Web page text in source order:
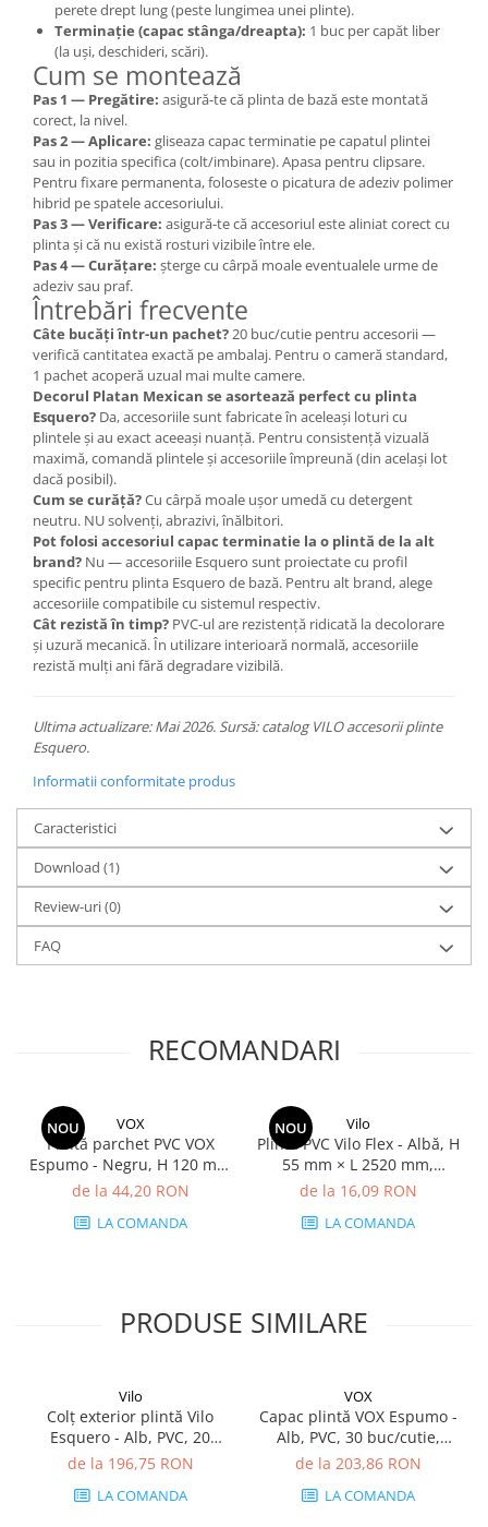
perete drept lung (peste lungimea unei plinte).
Terminație (capac stânga/dreapta): 1 buc per capăt liber
(la uși, deschideri, scări).
Cum se montează
Pas 1 — Pregătire: asigură-te că plinta de bază este montată
corect, la nivel.
Pas 2 — Aplicare: gliseaza capac terminatie pe capatul plintei
sau in pozitia specifica (colt/imbinare). Apasa pentru clipsare.
Pentru fixare permanenta, foloseste o picatura de adeziv polimer
hibrid pe spatele accesoriului.
Pas 3 — Verificare: asigură-te că accesoriul este aliniat corect cu
plinta și că nu există rosturi vizibile între ele.
Pas 4 — Curățare: șterge cu cârpă moale eventualele urme de
adeziv sau praf.
Întrebări frecvente
Câte bucăți într-un pachet?20 buc/cutie pentru accesorii —
verifică cantitatea exactă pe ambalaj. Pentru o cameră standard,
1 pachet acoperă uzual mai multe camere.
Decorul Platan Mexican se asortează perfect cu plinta
Esquero? Da, accesoriile sunt fabricate în aceleași loturi cu
plintele și au exact aceeași nuanță. Pentru consistență vizuală
maximă, comandă plintele și accesoriile împreună (din același lot
dacă posibil).
Cum se curăță?Cu cârpă moale ușor umedă cu detergent
neutru. NU solvenți, abrazivi, înălbitori.
Pot folosi accesoriul capac terminatie la o plintă de la alt
brand? Nu — accesoriile Esquero sunt proiectate cu profil
specific pentru plinta Esquero de bază. Pentru alt brand, alege
accesoriile compatibile cu sistemul respectiv.
Cât rezistă în timp? PVC-ul are rezistență ridicată la decolorare
și uzură mecanică. În utilizare interioară normală, accesoriile
rezistă mulți ani fără degradare vizibilă.
Ultima actualizare: Mai 2026. Sursă: catalog VILO accesorii plinte
Esquero.
Informatii conformitate produs
Caracteristici
Download (1)
Review-uri(0)
FAQ
RECOMANDARI
NOU VOX
Plintă parchet PVC VOX
Espumo - Negru, H 120 mm
× L 2400 mm, grosime 16
de la 44,20 RON
LA COMANDA
NOU Vilo
Plintă PVC Vilo Flex - Albă, H
55 mm × L 2520 mm,
grosime 22 mm
de la 16,09 RON
LA COMANDA
PRODUSE SIMILARE
Vilo
Colț exterior plintă Vilo
Esquero - Alb, PVC, 20
buc/cutie, compatibil plintă
de la 196,75 RON
LA COMANDA
VOX
Capac plintă VOX Espumo -
Alb, PVC, 30 buc/cutie,
compatibil plintă 65 mm
de la 203,86 RON
LA COMANDA